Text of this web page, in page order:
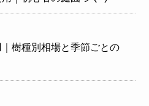
樹種別相場と季節ごとの